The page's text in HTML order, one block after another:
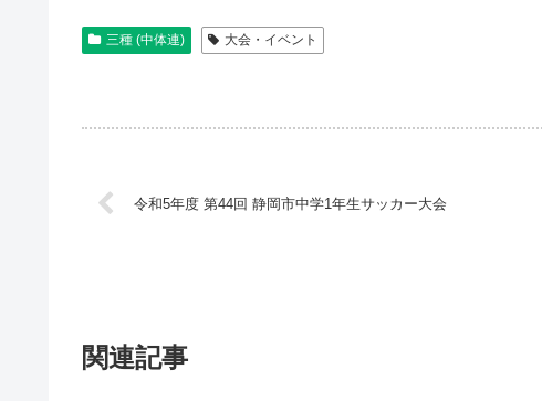
三種 (中体連) 大会・イベント
令和5年度 第44回 静岡市中学1年生サッカー大会
関連記事